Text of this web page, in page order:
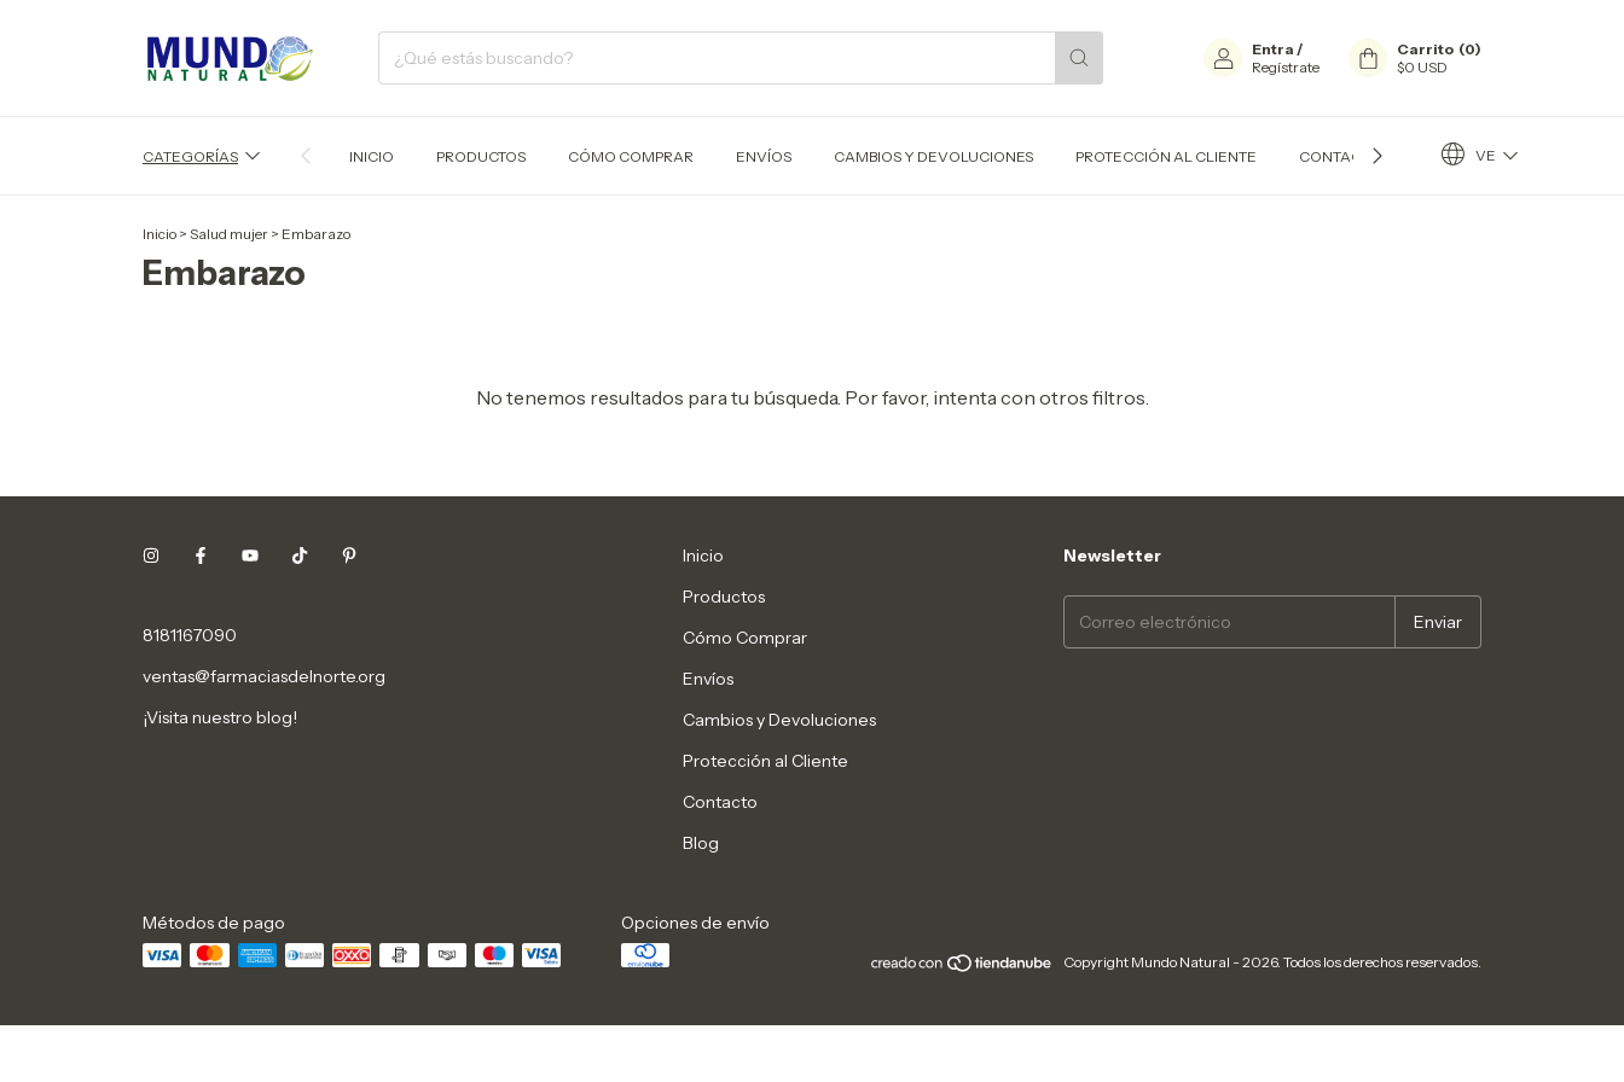
Entra /
Regístrate
Carrito (0)
$0 USD
CATEGORÍAS INICIO PRODUCTOS CÓMO COMPRAR ENVÍOS CAMBIOS Y DEVOLUCIONES PROTECCIÓN AL CLIENTE CONTACTO BLOG VE
Inicio > Salud mujer > Embarazo
Embarazo
No tenemos resultados para tu búsqueda. Por favor, intenta con otros filtros.
8181167090
ventas@farmaciasdelnorte.org
¡Visita nuestro blog!
Inicio
Productos
Cómo Comprar
Envíos
Cambios y Devoluciones
Protección al Cliente
Contacto
Blog
Newsletter
Métodos de pago Opciones de envío
Copyright Mundo Natural - 2026. Todos los derechos reservados.